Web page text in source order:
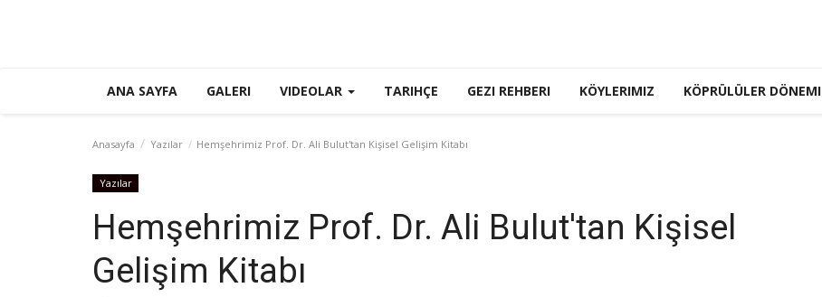
ANA SAYFA GALERI VIDEOLAR TARIHÇE GEZI REHBERI KÖYLERIMIZ KÖPRÜLÜLER DÖNEMI
Anasayfa Yazılar Hemşehrimiz Prof. Dr. Ali Bulut'tan Kişisel Gelişim Kitabı
Yazılar
Hemşehrimiz Prof. Dr. Ali Bulut'tan Kişisel
Gelişim Kitabı